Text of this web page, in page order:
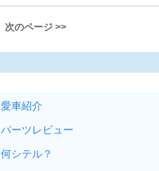
次のページ >>
愛車紹介
パーツレビュー
何シテル？